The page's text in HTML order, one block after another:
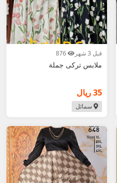
قبل 3 شهر
ملابس تركى جملة
35 ريال
سمائل